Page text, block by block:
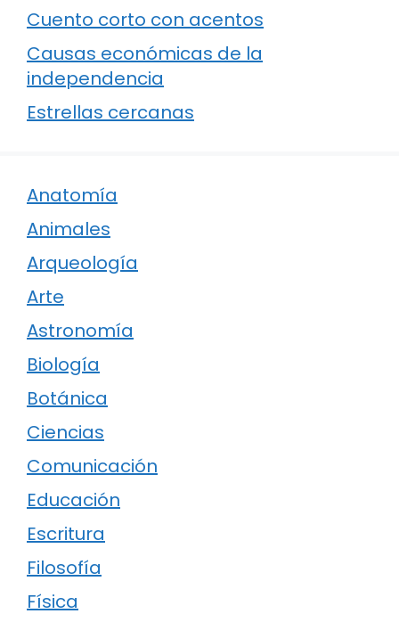
Cuento corto con acentos
Causas económicas de la
independencia
Estrellas cercanas
Anatomía
Animales
Arqueología
Arte
Astronomía
Biología
Botánica
Ciencias
Comunicación
Educación
Escritura
Filosofía
Física